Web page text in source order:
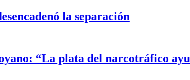
la separación
“La plata del narcotráfico